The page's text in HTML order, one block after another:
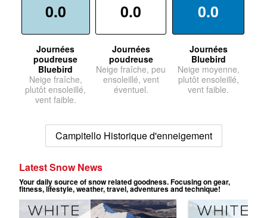
0.0
Journées
poudreuse
Bluebird
Neige fraîche,
plutôt ensoleillé,
vent faible.
0.0
Journées
poudreuse
Neige fraîche, peu
ensoleillé, vent
éventuel.
0.0
Journées
Bluebird
Neige moyenne,
plutôt ensoleillé,
vent faible.
Campitello Historique d'enneigement